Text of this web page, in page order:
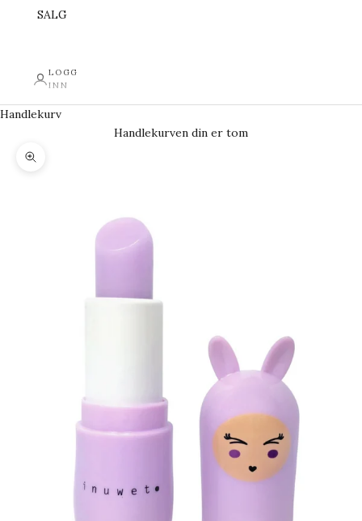
SALG
LOGG
INN
Handlekurv
Handlekurven din er tom
Forstørr